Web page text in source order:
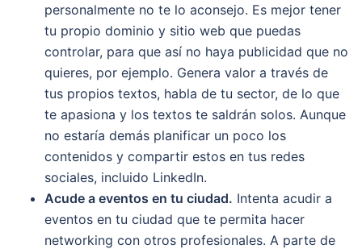
personalmente no te lo aconsejo. Es mejor tener
tu propio dominio y sitio web que puedas
controlar, para que así no haya publicidad que no
quieres, por ejemplo. Genera valor a través de
tus propios textos, habla de tu sector, de lo que
te apasiona y los textos te saldrán solos. Aunque
no estaría demás planificar un poco los
contenidos y compartir estos en tus redes
sociales, incluido LinkedIn.
Acude a eventos en tu ciudad. Intenta acudir a
eventos en tu ciudad que te permita hacer
networking con otros profesionales. A parte de